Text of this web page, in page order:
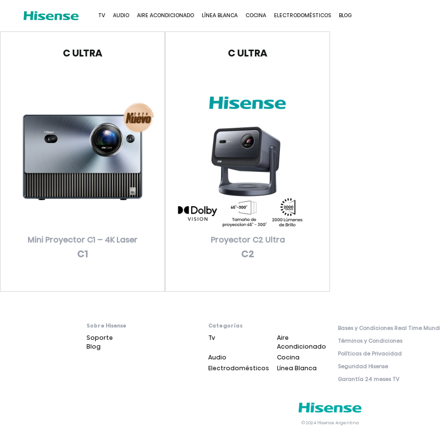
TV AUDIO AIRE ACONDICIONADO LÍNEA BLANCA COCINA ELECTRODOMÉSTICOS BLOG
C ULTRA
Mini Proyector C1 – 4K Laser
C1
C ULTRA
Proyector C2 Ultra
C2
Sobre Hisense
Soporte
Blog
Categorías
Tv
Aire
Acondicionado
Audio
Cocina
Electrodomésticos
Línea Blanca
Bases y Condiciones Real Time
Términos y Condiciones
Políticas de Privacidad
Seguridad Hisense
Garantía 24 meses TV
© 2024 Hisense Argentina